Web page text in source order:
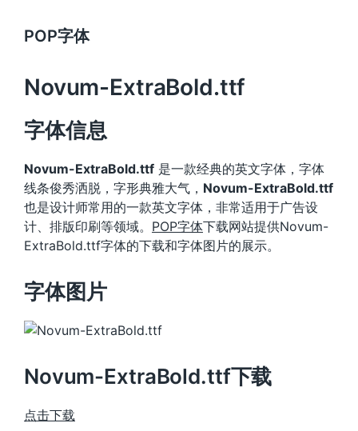
POP字体
Novum-ExtraBold.ttf
字体信息
Novum-ExtraBold.ttf 是一款经典的英文字体，字体
线条俊秀洒脱，字形典雅大气， Novum-ExtraBold.ttf
也是设计师常用的一款英文字体，非常适用于广告设
计、排版印刷等领域。 POP字体下载网站提供Novum-
ExtraBold.ttf字体的下载和字体图片的展示。
字体图片
Novum-ExtraBold.ttf下载
点击下载